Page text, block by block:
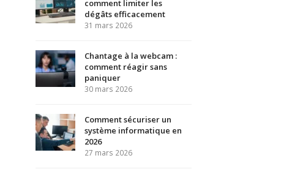
comment limiter les
dégâts efficacement
31 mars 2026
Chantage à la webcam :
comment réagir sans
paniquer
30 mars 2026
Comment sécuriser un
système informatique en
2026
27 mars 2026